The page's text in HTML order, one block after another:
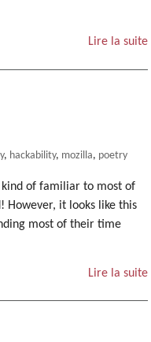
Lire la suite
hackability mozilla poetry
kind of familiar to most of
However, it looks like this
most of their time
Lire la suite